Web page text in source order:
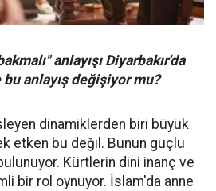
anlayışı Diyarbakır'da
anlayış değişiyor mu?
dinamiklerden biri büyük
etken bu değil. Bunun güçlü
Kürtlerin dini inanç ve
bir rol oynuyor. İslam'da anne